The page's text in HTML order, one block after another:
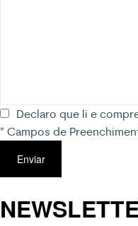
Declaro que li e
* Campos de
Enviar